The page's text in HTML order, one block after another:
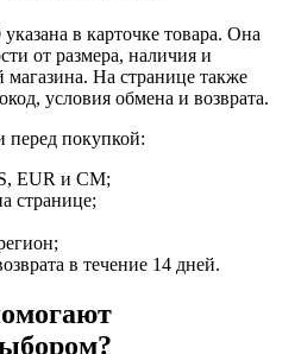
в карточке товара. Она
от размера, наличия и
На странице также
условия обмена и возврата.
перед покупкой:
EUR и CM;
странице;
в течение 14 дней.